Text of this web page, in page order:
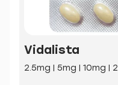
Vidalista
2.5mg | 5mg | 10mg |